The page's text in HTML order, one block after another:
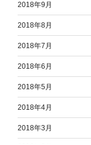
2018年9月
2018年8月
2018年7月
2018年6月
2018年5月
2018年4月
2018年3月